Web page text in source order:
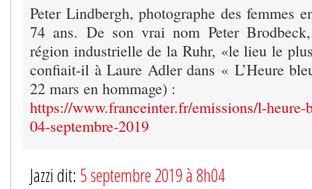
Peter Lindbergh, photographe des femmes
74 ans. De son vrai nom Peter
région industrielle de la Ruhr, «le lieu le
confiait-il à Laure Adler dans « L’Heure
22 mars en hommage) :
https://www.franceinter.fr/emissions/l-heure-
04-septembre-2019
Jazzi dit: 5 septembre 2019 à 8h04